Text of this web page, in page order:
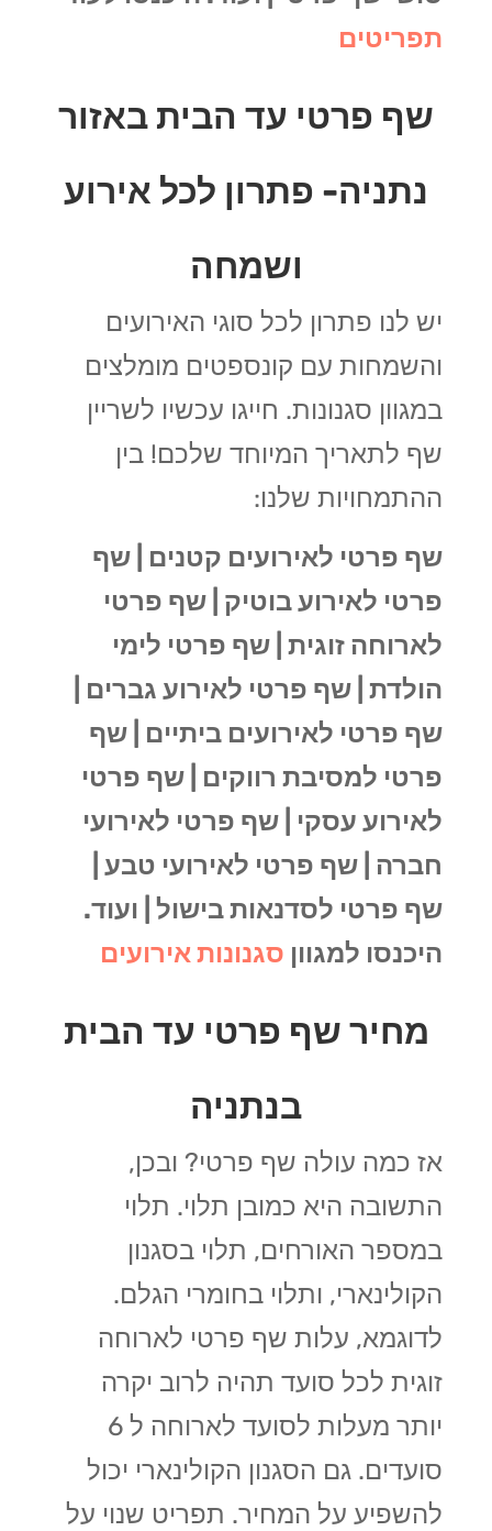
תפריטים
שף פרטי עד הבית באזור
נתניה- פתרון לכל אירוע
ושמחה
יש לנו פתרון לכל סוגי האירועים
והשמחות עם קונספטים מומלצים
במגוון סגנונות. חייגו עכשיו לשריין
שף לתאריך המיוחד שלכם! בין
ההתמחויות שלנו:
שף פרטי לאירועים קטנים | שף
פרטי לאירוע בוטיק | שף פרטי
לארוחה זוגית | שף פרטי לימי
הולדת | שף פרטי לאירוע גברים |
שף פרטי לאירועים ביתיים | שף
פרטי למסיבת רווקים | שף פרטי
לאירוע עסקי | שף פרטי לאירועי
חברה | שף פרטי לאירועי טבע |
שף פרטי לסדנאות בישול | ועוד.
היכנסו למגוון סגנונות אירועים
מחיר שף פרטי עד הבית
בנתניה
אז כמה עולה שף פרטי? ובכן,
התשובה היא כמובן תלוי. תלוי
במספר האורחים, תלוי בסגנון
הקולינארי, ותלוי בחומרי הגלם.
לדוגמא, עלות שף פרטי לארוחה
זוגית לכל סועד תהיה לרוב יקרה
יותר מעלות לסועד לארוחה ל 6
סועדים. גם הסגנון הקולינארי יכול
להשפיע על המחיר. תפריט שנוי על